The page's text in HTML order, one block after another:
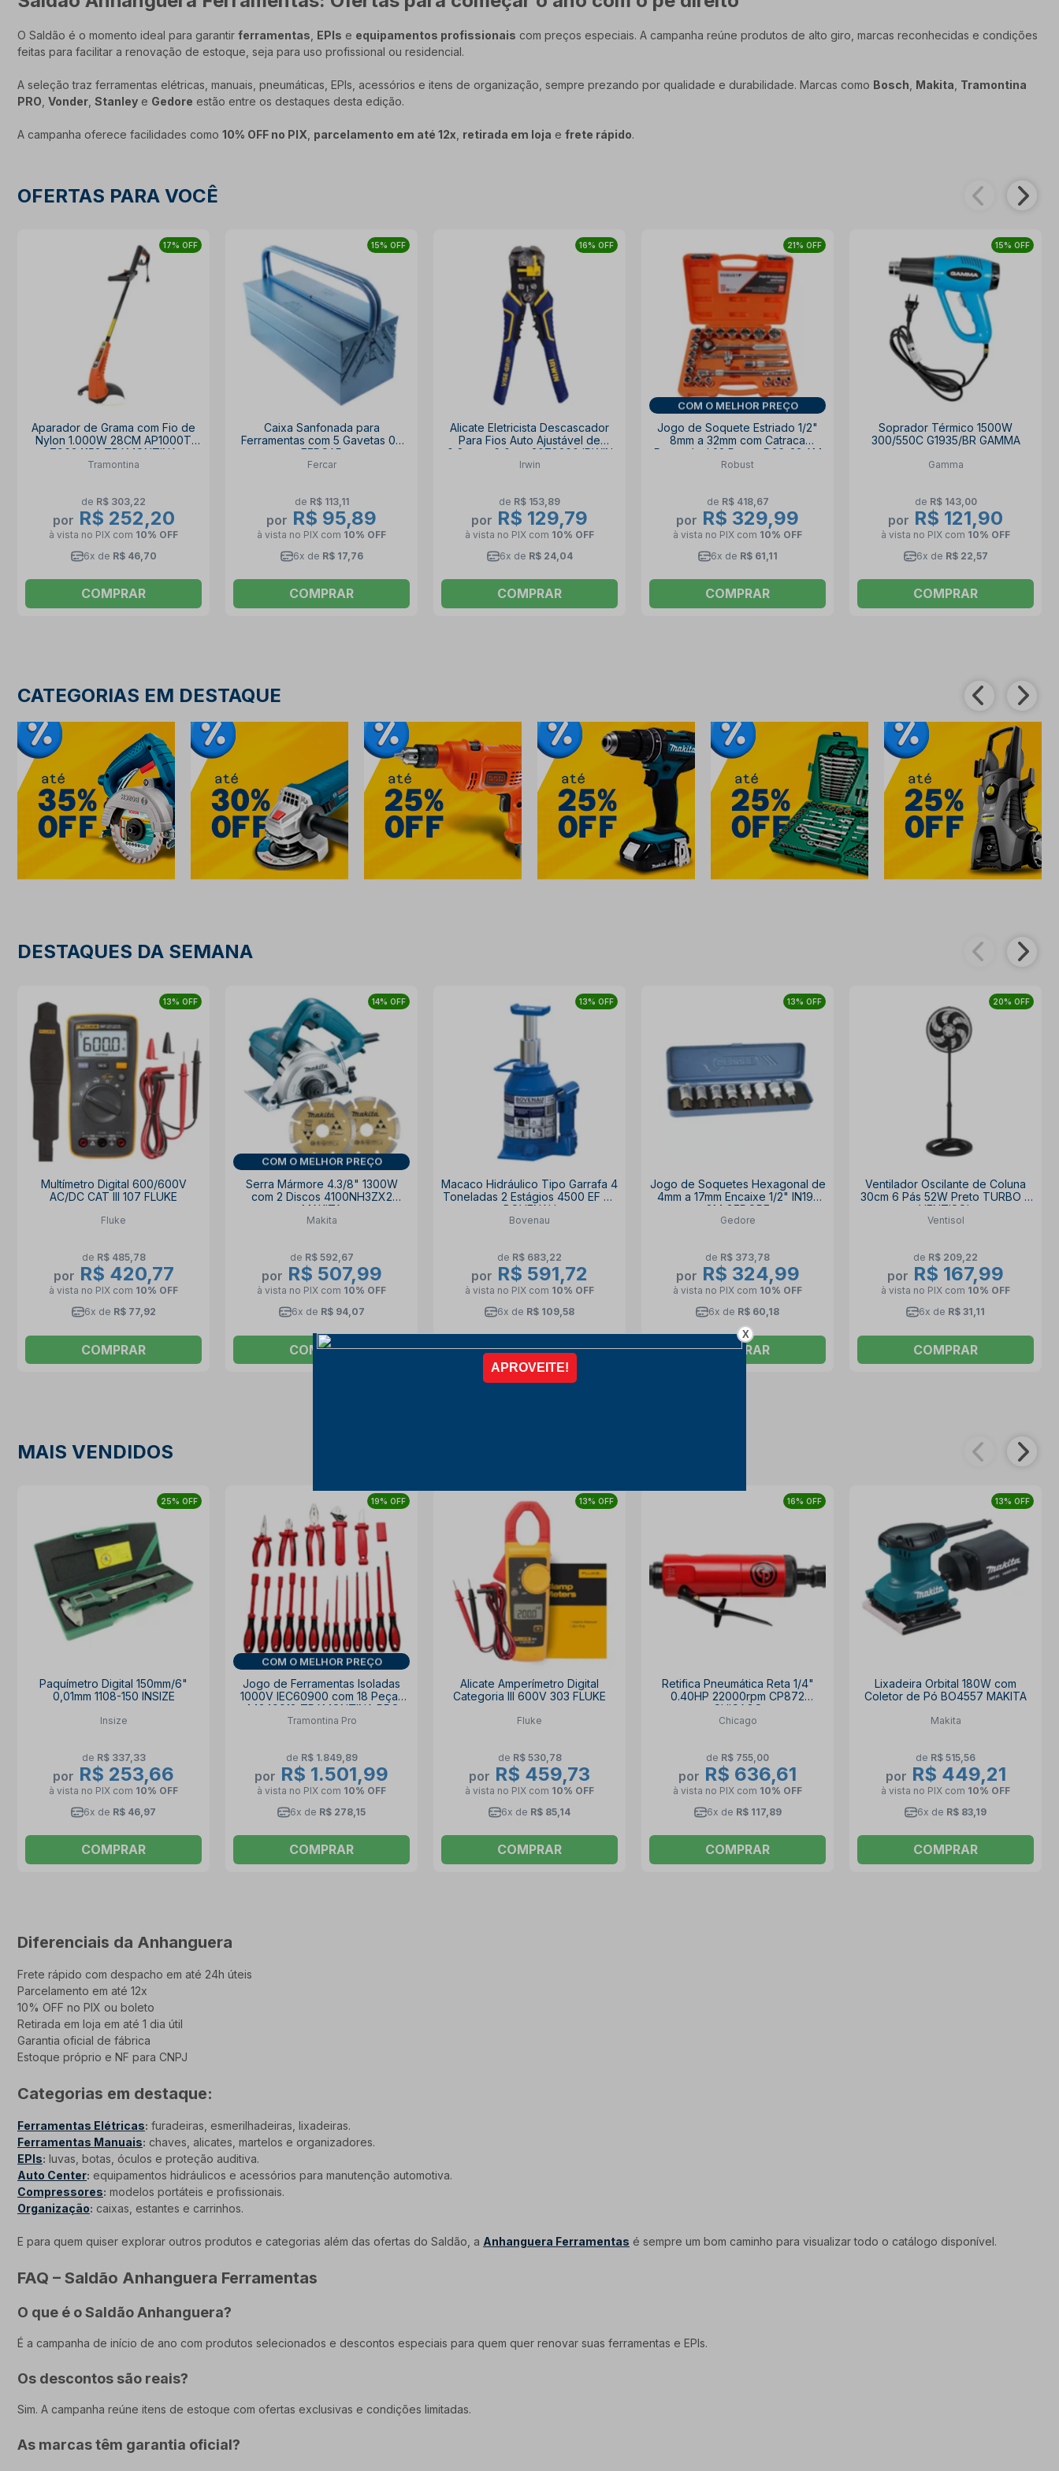
O Saldão é o momento ideal para garantir ferramentas EPIs e equipamentos profissionais com preços especiais. A campanha reúne produtos de alto giro, marcas reconhecidas e condições
feitas para facilitar a renovação de estoque, seja para uso profissional ou residencial.
A seleção traz ferramentas elétricas, manuais, pneumáticas, EPIs, acessórios e itens de organização, sempre prezando por qualidade e durabilidade. Marcas como Bosch Makita Tramontina
PRO Vonder Stanley e Gedore estão entre os destaques desta edição.
A campanha oferece facilidades como 10% OFF no PIX parcelamento em até 12x retirada em loja e frete rápido.
OFERTAS PARA VOCÊ
17% OFF
Aparador de Grama com Fio de
Nylon 1.000W 28CM AP1000T
79634153 TRAMONTINA
Tramontina
de R$ 303,22
por R$ 252,20
à vista no PIX com 10% OFF
6x de R$ 46,70
COMPRAR
15% OFF
Caixa Sanfonada para
Ferramentas com 5 Gavetas 07
FERCAR
Fercar
de R$ 113,11
por R$ 95,89
à vista no PIX com 10% OFF
6x de R$ 17,76
COMPRAR
16% OFF
Alicate Eletricista Descascador
Para Fios Auto Ajustável de
0,2mm a 6,0mm 2078300 IRWIN
Irwin
de R$ 153,89
por R$ 129,79
à vista no PIX com 10% OFF
6x de R$ 24,04
COMPRAR
21% OFF
COM O MELHOR PREÇO
Jogo de Soquete Estriado 1/2"
8mm a 32mm com Catraca
Reversível 22 Peças D26-22 AM
ROBUST
Robust
de R$ 418,67
por R$ 329,99
à vista no PIX com 10% OFF
6x de R$ 61,11
COMPRAR
15% OFF
Soprador Térmico 1500W
300/550C G1935/BR GAMMA
Gamma
de R$ 143,00
por R$ 121,90
à vista no PIX com 10% OFF
6x de R$ 22,57
COMPRAR
CATEGORIAS EM DESTAQUE
DESTAQUES DA SEMANA
13% OFF
Multímetro Digital 600/600V
AC/DC CAT III 107 FLUKE
Fluke
de R$ 485,78
por R$ 420,77
à vista no PIX com 10% OFF
6x de R$ 77,92
COMPRAR
14% OFF
COM O MELHOR PREÇO
Serra Mármore 4.3/8" 1300W
com 2 Discos 4100NH3ZX2
MAKITA
Makita
de R$ 592,67
por R$ 507,99
à vista no PIX com 10% OFF
6x de R$ 94,07
COMPRAR
13% OFF
Macaco Hidráulico Tipo Garrafa 4
Toneladas 2 Estágios 4500 EF 4F
BOVENAU
Bovenau
de R$ 683,22
por R$ 591,72
à vista no PIX com 10% OFF
6x de R$ 109,58
COMPRAR
13% OFF
Jogo de Soquetes Hexagonal de
4mm a 17mm Encaixe 1/2" IN19-
8M GEDORE
Gedore
de R$ 373,78
por R$ 324,99
à vista no PIX com 10% OFF
6x de R$ 60,18
COMPRAR
20% OFF
Ventilador Oscilante de Coluna
30cm 6 Pás 52W Preto TURBO 6
VENTISOL
Ventisol
de R$ 209,22
por R$ 167,99
à vista no PIX com 10% OFF
6x de R$ 31,11
COMPRAR
MAIS VENDIDOS
25% OFF
Paquímetro Digital 150mm/6"
0,01mm 1108-150 INSIZE
Insize
de R$ 337,33
por R$ 253,66
à vista no PIX com 10% OFF
6x de R$ 46,97
COMPRAR
19% OFF
COM O MELHOR PREÇO
Jogo de Ferramentas Isoladas
1000V IEC60900 com 18 Peças
44349918 TRAMONTINA PRO
Tramontina Pro
de R$ 1.849,89
por R$ 1.501,99
à vista no PIX com 10% OFF
6x de R$ 278,15
COMPRAR
13% OFF
Alicate Amperímetro Digital
Categoria III 600V 303 FLUKE
Fluke
de R$ 530,78
por R$ 459,73
à vista no PIX com 10% OFF
6x de R$ 85,14
COMPRAR
16% OFF
Retifica Pneumática Reta 1/4"
0.40HP 22000rpm CP872
CHICAGO
Chicago
de R$ 755,00
por R$ 636,61
à vista no PIX com 10% OFF
6x de R$ 117,89
COMPRAR
13% OFF
Lixadeira Orbital 180W com
Coletor de Pó BO4557 MAKITA
Makita
de R$ 515,56
por R$ 449,21
à vista no PIX com 10% OFF
6x de R$ 83,19
COMPRAR
Diferenciais da Anhanguera
Frete rápido com despacho em até 24h úteis
Parcelamento em até 12x
10% OFF no PIX ou boleto
Retirada em loja em até 1 dia útil
Garantia oficial de fábrica
Estoque próprio e NF para CNPJ
Categorias em destaque:
Ferramentas Elétricas: furadeiras, esmerilhadeiras, lixadeiras.
Ferramentas Manuais: chaves, alicates, martelos e organizadores.
EPIs: luvas, botas, óculos e proteção auditiva.
Auto Center: equipamentos hidráulicos e acessórios para manutenção automotiva.
Compressores: modelos portáteis e profissionais.
Organização: caixas, estantes e carrinhos.
E para quem quiser explorar outros produtos e categorias além das ofertas do Saldão, a Anhanguera Ferramentas é sempre um bom caminho para visualizar todo o catálogo disponível.
FAQ – Saldão Anhanguera Ferramentas
O que é o Saldão Anhanguera?
É a campanha de início de ano com produtos selecionados e descontos especiais para quem quer renovar suas ferramentas e EPIs.
Os descontos são reais?
Sim. A campanha reúne itens de estoque com ofertas exclusivas e condições limitadas.
As marcas têm garantia oficial?
X